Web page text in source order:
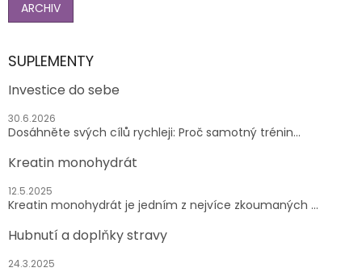
ARCHIV
SUPLEMENTY
Investice do sebe
30.6.2026
Dosáhněte svých cílů rychleji: Proč samotný trénin...
Kreatin monohydrát
12.5.2025
Kreatin monohydrát je jedním z nejvíce zkoumaných ...
Hubnutí a doplňky stravy
24.3.2025